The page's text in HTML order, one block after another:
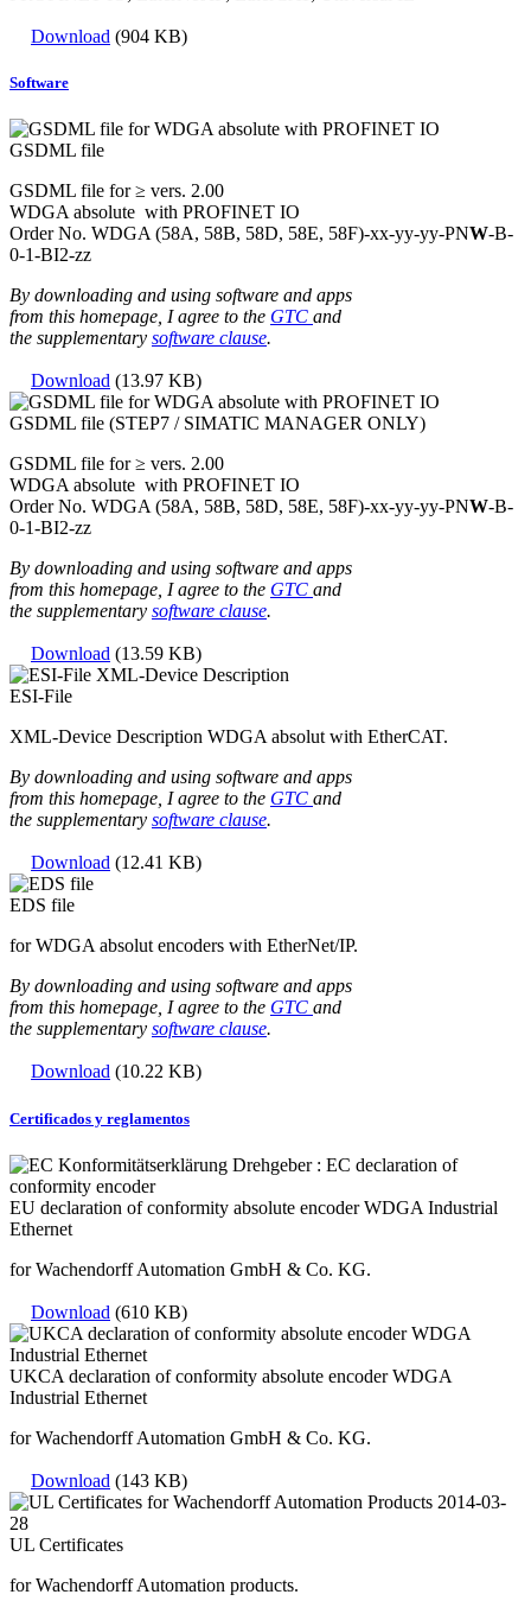
Download (904 KB)
Software
GSDML file
GSDML file for ≥ vers. 2.00
WDGA absolute with PROFINET IO
Order No. WDGA (58A, 58B, 58D, 58E, 58F)-xx-yy-yy-PNW-B-
0-1-BI2-zz
By downloading and using software and apps
from this homepage, I agree to the GTC and
the supplementary software clause.
Download (13.97 KB)
GSDML file (STEP7 / SIMATIC MANAGER ONLY)
GSDML file for ≥ vers. 2.00
WDGA absolute with PROFINET IO
Order No. WDGA (58A, 58B, 58D, 58E, 58F)-xx-yy-yy-PNW-B-
0-1-BI2-zz
By downloading and using software and apps
from this homepage, I agree to the GTC and
the supplementary software clause.
Download (13.59 KB)
ESI-File
XML-Device Description WDGA absolut with EtherCAT.
By downloading and using software and apps
from this homepage, I agree to the GTC and
the supplementary software clause.
Download (12.41 KB)
EDS file
for WDGA absolut encoders with EtherNet/IP.
By downloading and using software and apps
from this homepage, I agree to the GTC and
the supplementary software clause.
Download (10.22 KB)
Certificados y reglamentos
EU declaration of conformity absolute encoder WDGA Industrial
Ethernet
for Wachendorff Automation GmbH & Co. KG.
Download (610 KB)
UKCA declaration of conformity absolute encoder WDGA
Industrial Ethernet
for Wachendorff Automation GmbH & Co. KG.
Download (143 KB)
UL Certificates
for Wachendorff Automation products.